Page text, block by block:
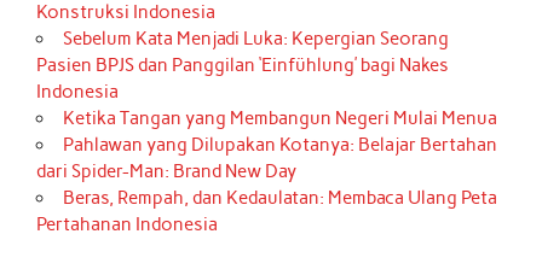
Konstruksi Indonesia
Sebelum Kata Menjadi Luka: Kepergian Seorang
Pasien BPJS dan Panggilan ‘Einfühlung’ bagi Nakes
Indonesia
Ketika Tangan yang Membangun Negeri Mulai Menua
Pahlawan yang Dilupakan Kotanya: Belajar Bertahan
dari Spider-Man: Brand New Day
Beras, Rempah, dan Kedaulatan: Membaca Ulang Peta
Pertahanan Indonesia